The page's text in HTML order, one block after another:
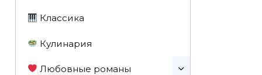
Классика
Кулинария
Любовные романы